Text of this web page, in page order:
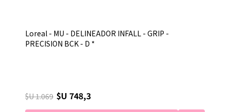
Loreal - MU - DELINEADOR INFALL - GRIP -
PRECISION BCK - D *
$U 1.069 $U 748,3